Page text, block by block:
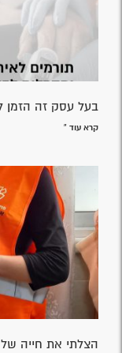
בעל עסק זה הזמן
קרא עוד »